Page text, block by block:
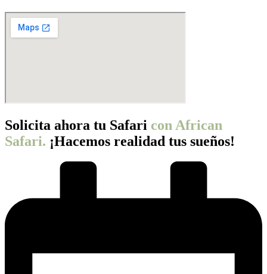
Solicita ahora tu Safari con African
Safari. ¡Hacemos realidad tus sueños!